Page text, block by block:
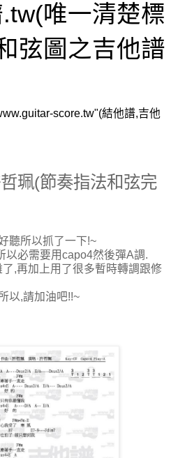
唯一清楚標
弦圖之吉他譜
score.tw"(結他譜,吉他
珮(節奏指法和弦完
聽所以抓了一下!~
以必需要用capo4然後彈A調.
,再加上用了很多暫時轉調跟修
以,請加油吧!!~